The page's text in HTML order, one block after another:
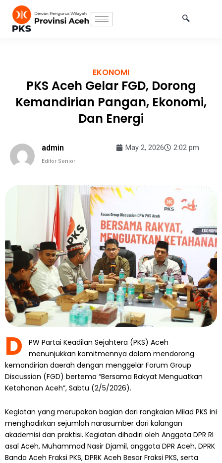
content
EKONOMI
PKS Aceh Gelar FGD, Dorong
Kemandirian Pangan, Ekonomi,
Dan Energi
admin
Editor Senior
May 2, 2026 2:02 pm
D
PW Partai Keadilan Sejahtera (PKS) Aceh
menunjukkan komitmennya dalam mendorong
kemandirian daerah dengan menggelar Forum Group
Discussion (FGD) bertema “Bersama Rakyat Menguatkan
Ketahanan Aceh”, Sabtu (2/5/2026).
Kegiatan yang merupakan bagian dari rangkaian Milad PKS ini
menghadirkan sejumlah narasumber dari kalangan
akademisi dan praktisi. Kegiatan dihadiri oleh Anggota DPR RI
asal Aceh, Muhammad Nasir Djamil, anggota DPR Aceh, DPRK
Banda Aceh Fraksi PKS, DPRK Aceh Besar Fraksi PKS, serta